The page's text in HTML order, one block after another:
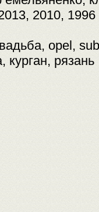
2010, 1996
opel,
курган, рязань